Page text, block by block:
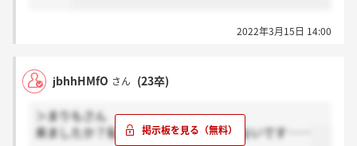
2022年3月15日 14:00
jbhhHMfO さん (23卒)
＞まりもさん
来ましたか？私は13日でしたがまだ来ないです……